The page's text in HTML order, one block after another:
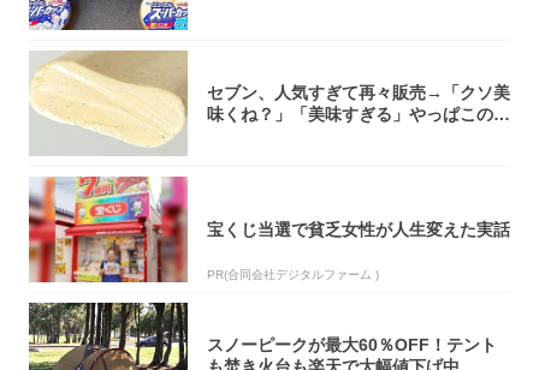
セブン、人気すぎて再々販売→「クソ美
味くね？」「美味すぎる」やっぱこのク
宝くじ当選で貧乏女性が人生変えた実話
PR(合同会社デジタルファーム )
スノーピークが最大60％OFF！テント